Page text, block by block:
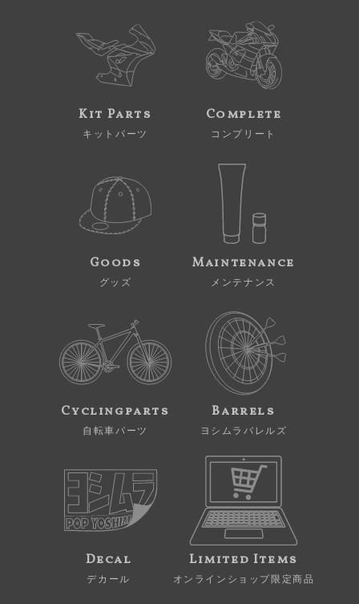
Kit Parts
キットパーツ
Complete
コンプリート
Goods
グッズ
Maintenance
メンテナンス
Cyclingparts
自転車パーツ
Barrels
ヨシムラバレルズ
Decal
デカール
Limited Items
オンラインショップ限定商品